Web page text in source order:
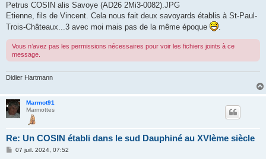
Petrus COSIN alis Savoye (AD26 2Mi3-0082).JPG
Etienne, fils de Vincent. Cela nous fait deux savoyards établis à St-Paul-
Trois-Châteaux...3 avec moi mais pas de la même époque
.
Vous n’avez pas les permissions nécessaires pour voir les fichiers joints à ce
message.
Didier Hartmann
Marmot91
Marmottes
Re: Un COSIN établi dans le sud Dauphiné au XVIème siècle
M07 juil. 2024, 07:52